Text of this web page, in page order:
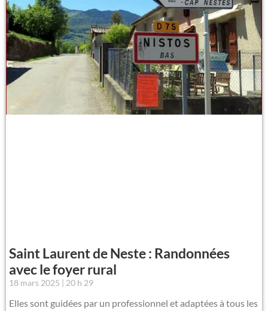
Saint Laurent de Neste : Randonnées
avec le foyer rural
18 mars 2025 20 h 29
Elles sont guidées par un professionnel et adaptées à tous les